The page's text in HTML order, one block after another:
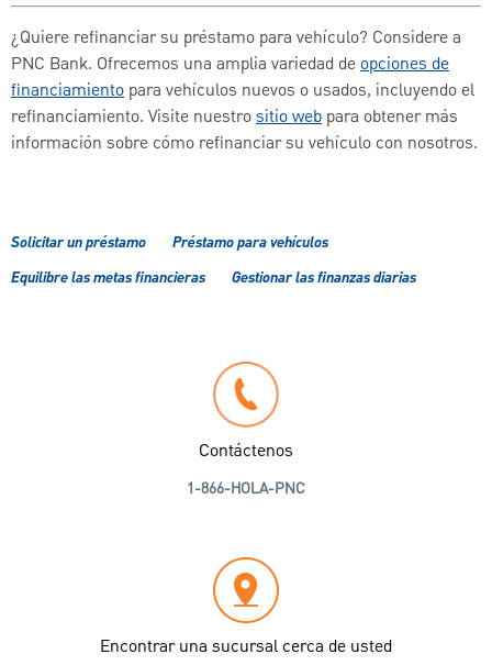
¿Quiere refinanciar su préstamo para vehículo? Considere a
PNC Bank. Ofrecemos una amplia variedad deopciones de
financiamiento para vehículos nuevos o usados, incluyendo el
refinanciamiento. Visite nuestrositio web para obtener más
información sobre cómo refinanciar su vehículo con nosotros.
Solicitar un préstamo
Préstamo para vehículos
Equilibre las metas financieras
Gestionar las finanzas diarias
Contáctenos
1-866-HOLA-PNC
Encontrar una sucursal cerca de usted